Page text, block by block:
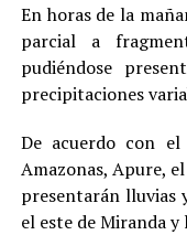
En horas de la
parcial a
pudiéndose
precipitaciones
De acuerdo con
Amazonas, Apure,
presentarán lluvias
el este de Miranda y